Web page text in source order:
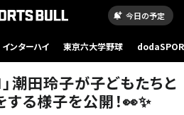
今日の予定
インターハイ 東京六大学野球
」潮田玲子が子どもたちと
る様子を公開！👀✨